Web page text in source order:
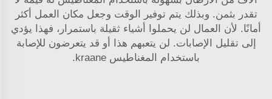
تقدر بثمن. وبذلك يتم توفير الوقت وجعل مكان العمل أكثر
أمانًا. لأن العمال لن يحملوا أشياء ثقيلة باستمرار، فهذا يؤدي
إلى تقليل الإصابات. لن يتعبهم هذا أو قد يتعرضون للإصابة
باستخدام المغناطيس kraane.